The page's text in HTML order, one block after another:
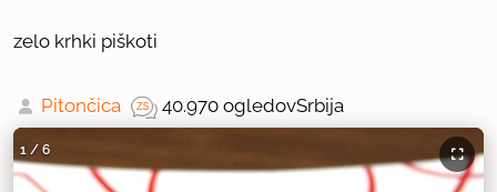
zelo krhki piškoti
Pitončica 40.970 ogledovSrbija
1 / 6